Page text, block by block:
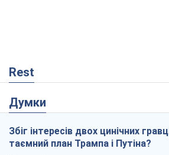
Rest
Думки
Збіг інтересів двох цинічних
таємний план Трампа і Путіна?